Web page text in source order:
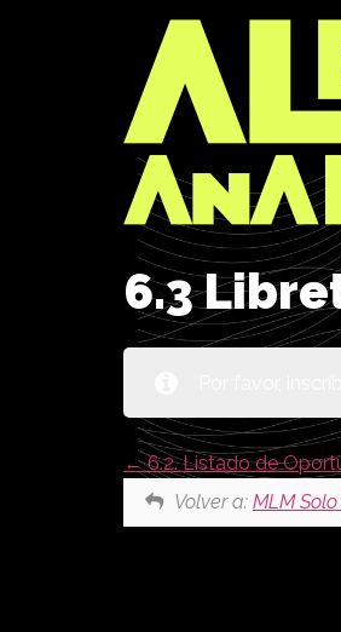
6.3
6.2. Listado de
Volver a: MLM Solo